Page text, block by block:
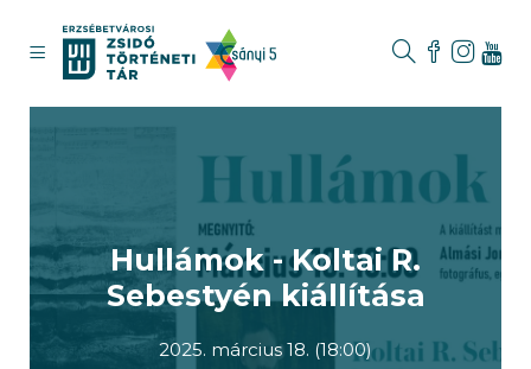
Hullámok - Koltai R.
Sebestyén kiállítása
2025. március 18. (18:00)